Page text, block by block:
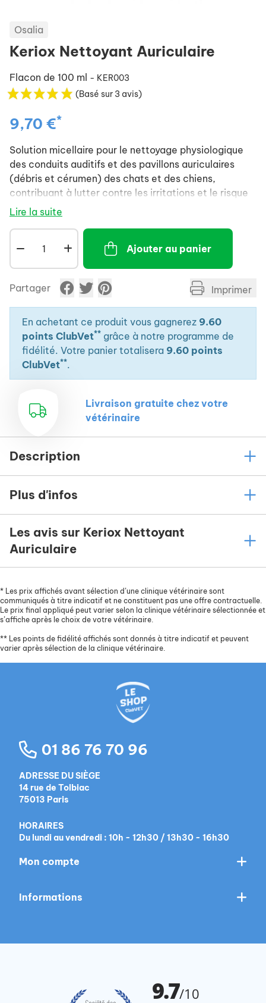
Osalia
Keriox Nettoyant Auriculaire
Flacon de 100 ml - KER003
(Basé sur 3 avis)
9,70 €*
Solution micellaire pour le nettoyage physiologique
des conduits auditifs et des pavillons auriculaires
(débris et cérumen) des chats et des chiens,
contribuant à lutter contre les irritations et le risque
d'otite externe. Le complexe breveté HaAg+
l'écosystème cutané (pavillion auriculaire).
Lire la suite
Ajouter au panier
Partager Imprimer
En achetant ce produit vous gagnerez 9.60
points ClubVet** grâce à notre programme de
fidélité. Votre panier totalisera 9.60 points
ClubVet**.
Livraison gratuite chez votre
vétérinaire
Description
Plus d'infos
Les avis sur Keriox Nettoyant
Auriculaire
* Les prix affichés avant sélection d’une clinique vétérinaire sont
communiqués à titre indicatif et ne constituent pas une offre contractuelle.
Le prix final appliqué peut varier selon la clinique vétérinaire sélectionnée et
s’affiche après le choix de votre vétérinaire.
** Les points de fidélité affichés sont donnés à titre indicatif et peuvent
varier après sélection de la clinique vétérinaire.
01 86 76 70 96
ADRESSE DU SIÈGE
14 rue de Tolbiac
75013 Paris
HORAIRES
Du lundi au vendredi : 10h - 12h30 / 13h30 - 16h30
Mon compte
Informations